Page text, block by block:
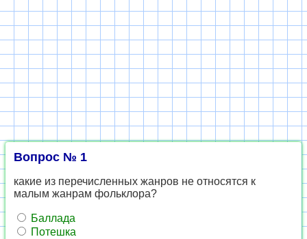
Вопрос № 1
какие из перечисленных жанров не относятся к
малым жанрам фольклора?
Баллада
Потешка